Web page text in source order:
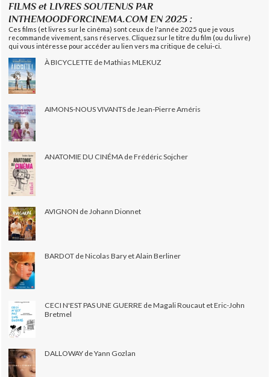
FILMS et LIVRES SOUTENUS PAR
INTHEMOODFORCINEMA.COM EN 2025 :
Ces films (et livres sur le cinéma) sont ceux de l'année 2025 que je vous
recommande vivement, sans réserves. Cliquez sur le titre du film (ou du livre)
qui vous intéresse pour accéder au lien vers ma critique de celui-ci.
À BICYCLETTE de Mathias MLEKUZ
AIMONS-NOUS VIVANTS de Jean-Pierre Améris
ANATOMIE DU CINÉMA de Frédéric Sojcher
AVIGNON de Johann Dionnet
BARDOT de Nicolas Bary et Alain Berliner
CECI N'EST PAS UNE GUERRE de Magali Roucaut et Eric-John
Bretmel
DALLOWAY de Yann Gozlan